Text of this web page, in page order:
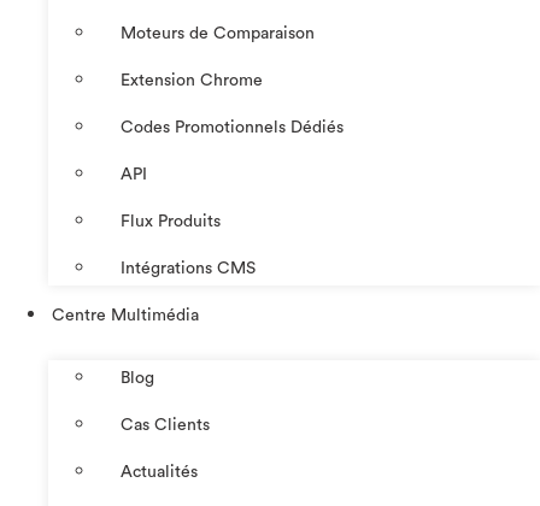
Moteurs de Comparaison
Extension Chrome
Codes Promotionnels Dédiés
API
Flux Produits
Intégrations CMS
Centre Multimédia
Blog
Cas Clients
Actualités